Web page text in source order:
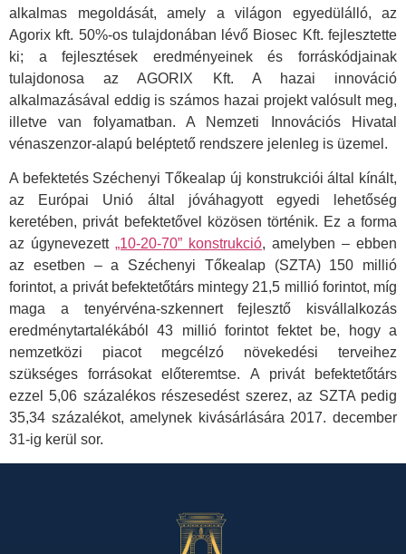
alkalmas megoldását, amely a világon egyedülálló, az
Agorix kft. 50%-os tulajdonában lévő Biosec Kft. fejlesztette
ki; a fejlesztések eredményeinek és forráskódjainak
tulajdonosa az AGORIX Kft. A hazai innováció
alkalmazásával eddig is számos hazai projekt valósult meg,
illetve van folyamatban. A Nemzeti Innovációs Hivatal
vénaszenzor-alapú beléptető rendszere jelenleg is üzemel.
A befektetés Széchenyi Tőkealap új konstrukciói által kínált,
az Európai Unió által jóváhagyott egyedi lehetőség
keretében, privát befektetővel közösen történik. Ez a forma
az úgynevezett „10-20-70” konstrukció, amelyben – ebben
az esetben – a Széchenyi Tőkealap (SZTA) 150 millió
forintot, a privát befektetőtárs mintegy 21,5 millió forintot, míg
maga a tenyérvéna-szkennert fejlesztő kisvállalkozás
eredménytartalékából 43 millió forintot fektet be, hogy a
nemzetközi piacot megcélzó növekedési terveihez
szükséges forrásokat előteremtse. A privát befektetőtárs
ezzel 5,06 százalékos részesedést szerez, az SZTA pedig
35,34 százalékot, amelynek kivásárlására 2017. december
31-ig kerül sor.